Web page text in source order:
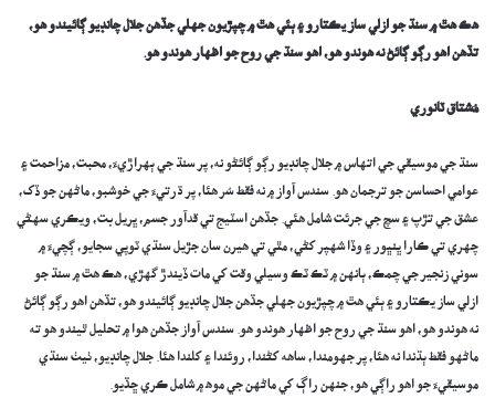
هڪ هٿ ۾ سنڌ جو ازلي ساز يڪتارو ۽ ٻئي هٿ ۾ چپڙيون جهلي جڏهن جلال چانڊيو ڳائيندو هو،
تڏهن اهو رڳو ڳائڻ نه هوندو هو، اهو سنڌ جي روح جو اظهار هوندو هو.
مُشتاق ٽانوري
سنڌ جي موسيقي جي اتهاس ۾ جلال چانڊيو رڳو ڳائڻو نه، پر سنڌ جي ٻهراڙيءَ، محبت، مزاحمت ۽
عوامي احساسن جو ترجمان هو. سندس آواز ۾ نه فقط سُر هئا، پر ڌرتيءَ جي خوشبو، ماڻهن جو ڏک،
عشق جي تڙپ ۽ سچ جي جرئت شامل هئي. جڏهن اسٽيج تي قدآور جسم، ڀريل بت، ويڪري سهڻي
چهري تي ڪارا ڀنڀور ۽ وڏا شهپر کڻي، مٿي تي هيرن سان جڙيل سنڌي ٽوپي سجايو، ڳچيءَ ۾
سوني زنجير جي چمڪ، ٻانهن ۾ ٽڪ ٽڪ وسيلي وقت کي مات ڏيندڙ گهڙي، هڪ هٿ ۾ سنڌ جو
ازلي ساز يڪتارو ۽ ٻئي هٿ ۾ چپڙيون جهلي جڏهن جلال چانڊيو ڳائيندو هو، تڏهن اهو رڳو ڳائڻ
نه هوندو هو، اهو سنڌ جي روح جو اظهار هوندو هو. سندس آواز جڏهن هوا ۾ تحليل ٿيندو هو ته
ماڻهو فقط ٻڌندا نه هئا، پر جهومندا، ساهه کڻندا، روئندا ۽ کلندا هئا. جلال چانڊيو، ٺيٺ سنڌي
موسيقيءَ جو اهو راڳي هو، جنهن راڳ کي ماڻهن جي موھ ۾ شامل ڪري ڇڏيو.